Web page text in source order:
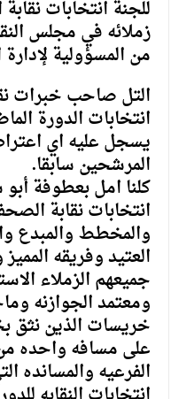
للجنة انتخابات
زملائه في مجلس
من المسؤولية لإدارة
التل صاحب خبرات
انتخابات الدورة
يسجل عليه اي
المرشحين سابقا.
كلنا امل بعطوفة
انتخابات نقابة
والمخطط والمبدع
العتيد وفريقه
جميعهم الزملاء
ومعتمد الجوازنه
خريسات الذين نثق
على مسافه واحده
الفرعيه والمسانده